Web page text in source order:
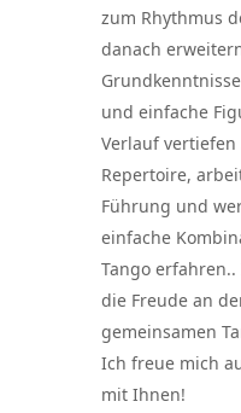
zum Rhythmus
danach
und einfache
Verlauf
Repertoire,
Führung und
einfache
Tango
die Freude an
gemeinsamen
Ich freue mich
mit Ihnen!